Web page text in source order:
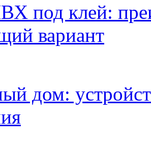
под клей:
вариант
дом: